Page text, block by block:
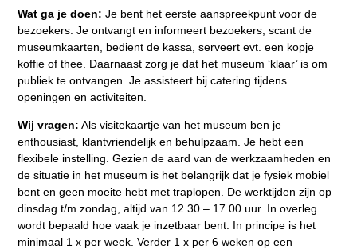
Wat ga je doen: Je bent het eerste aanspreekpunt voor de
bezoekers. Je ontvangt en informeert bezoekers, scant de
museumkaarten, bedient de kassa, serveert evt. een kopje
koffie of thee. Daarnaast zorg je dat het museum ‘klaar’ is om
publiek te ontvangen. Je assisteert bij catering tijdens
openingen en activiteiten.
Wij vragen: Als visitekaartje van het museum ben je
enthousiast, klantvriendelijk en behulpzaam. Je hebt een
flexibele instelling. Gezien de aard van de werkzaamheden en
de situatie in het museum is het belangrijk dat je fysiek mobiel
bent en geen moeite hebt met traplopen. De werktijden zijn op
dinsdag t/m zondag, altijd van 12.30 – 17.00 uur. In overleg
wordt bepaald hoe vaak je inzetbaar bent. In principe is het
minimaal 1 x per week. Verder 1 x per 6 weken op een